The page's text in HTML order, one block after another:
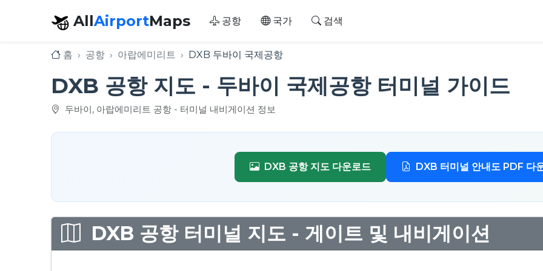
AllAirportMaps 공항 국가 검색
홈 공항 아랍에미리트 DXB 두바이 국제공항
DXB 공항 지도 - 두바이 국제공항 터미널 가이드
두바이, 아랍에미리트 공항 - 터미널 내비게이션 정보
DXB 공항 지도 다운로드 DXB 터미널 안내도 PDF 다
DXB 공항 터미널 지도 - 게이트 및 내비게이션